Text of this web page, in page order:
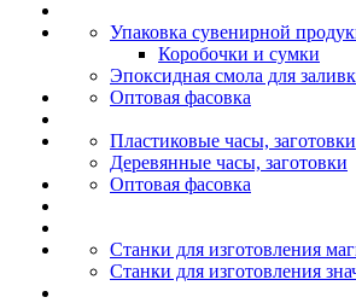
Упаковка сувенирной
Коробочки и сумки
Эпоксидная смола для
Оптовая фасовка
Пластиковые часы, заготовки
Деревянные часы, заготовки
Оптовая фасовка
Станки для изготовления
Станки для изготовления